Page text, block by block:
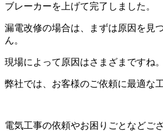
ブレーカーを上げて完了しました。
漏電改修の場合は、まずは原因を見
ん。
現場によって原因はさまざまですね。
弊社では、お客様のご依頼に最適な
電気工事の依頼やお困りごとなどご